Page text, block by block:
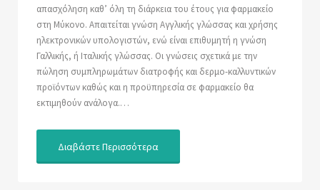
απασχόληση καθ’ όλη τη διάρκεια του έτους για φαρμακείο
στη Μύκονο. Απαιτείται γνώση Αγγλικής γλώσσας και χρήσης
ηλεκτρονικών υπολογιστών, ενώ είναι επιθυμητή η γνώση
Γαλλικής, ή Ιταλικής γλώσσας. Οι γνώσεις σχετικά με την
πώληση συμπληρωμάτων διατροφής και δερμο-καλλυντικών
προϊόντων καθώς και η προϋπηρεσία σε φαρμακείο θα
εκτιμηθούν ανάλογα.…
Διαβάστε Περισσότερα